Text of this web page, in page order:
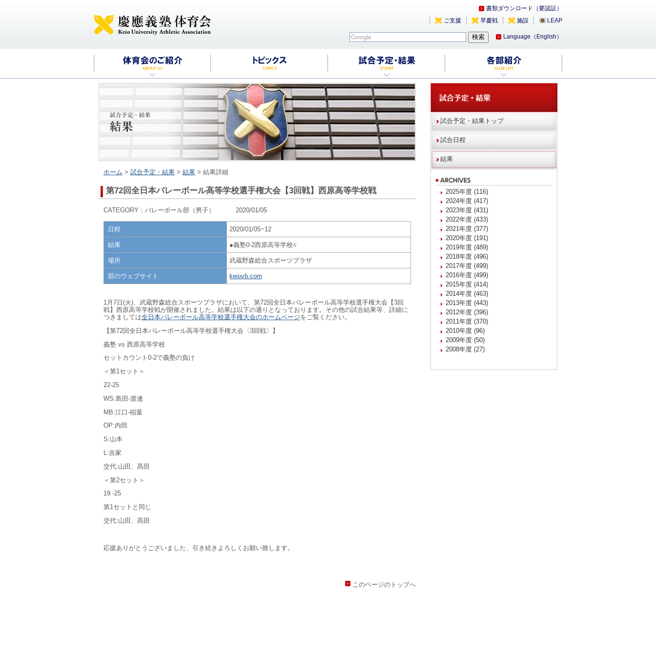
書類ダウンロード（要認証）
LEAP
施設
早慶戦
ご支援
Language（English）
ホーム > 試合予定・結果 > 結果 > 結果詳細
第72回全日本バレーボール高等学校選手権大会【3回戦】西原高等学校戦
CATEGORY：バレーボール部（男子） 2020/01/05
日程 2020/01/05~12
結果 ●義塾0-2西原高等学校○
場所 武蔵野森総合スポーツプラザ
部のウェブサイト keiovb.com
1月7日(火)、武蔵野森総合スポーツプラザにおいて、第72回全日本バレーボール高等学校選手権大会【3回
戦】西原高等学校戦が開催されました。結果は以下の通りとなっております。その他の試合結果等、詳細に
つきましては全日本バレーボール高等学校選手権大会のホームページをご覧ください。
【第72回全日本バレーボール高等学校選手権大会〈3回戦〉】
義塾 vs 西原高等学校
セットカウント0-2で義塾の負け
＜第1セット＞
22-25
WS:島田-渡邊
MB:江口-稲葉
OP:内田
S:山本
L:吉家
交代:山田、髙田
＜第2セット＞
19 -25
第1セットと同じ
交代:山田、髙田
応援ありがとうございました、引き続きよろしくお願い致します。
このページのトップへ
試合予定・結果トップ
試合日程
結果
2025年度 (116)
2024年度 (417)
2023年度 (431)
2022年度 (433)
2021年度 (377)
2020年度 (191)
2019年度 (489)
2018年度 (496)
2017年度 (499)
2016年度 (499)
2015年度 (414)
2014年度 (463)
2013年度 (443)
2012年度 (396)
2011年度 (370)
2010年度 (96)
2009年度 (50)
2008年度 (27)